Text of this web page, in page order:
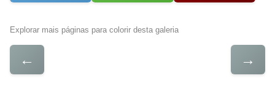
Explorar mais páginas para colorir desta galeria
← →